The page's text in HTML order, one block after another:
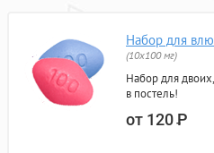
Набор для
(10х100 мг)
Набор для
в постель!
от 120Р